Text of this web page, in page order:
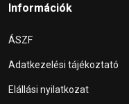
Információk
ÁSZF
Adatkezelési tájékoztató
Elállási nyilatkozat